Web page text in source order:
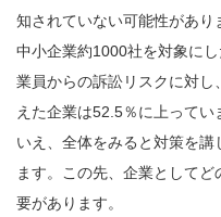
知されていない可能性があり
中小企業約1000社を対象に
業員からの訴訟リスクに対
えた企業は52.5％に上って
いえ、全体をみると対策を講
ます。この先、企業として
要があります。